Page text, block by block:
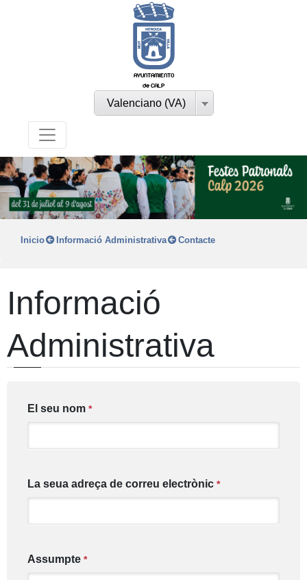
AYUNTAMIENTO
de CALP
Valenciano (VA)
Inicio Informació Administrativa Contacte
Informació
Administrativa
El seu nom *
La seua adreça de correu electrònic *
Assumpte *